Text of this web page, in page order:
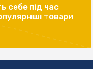
себе під час
товари